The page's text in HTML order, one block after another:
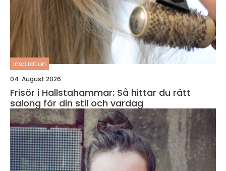
inspiration
04. August 2026
Frisör i Hallstahammar: Så hittar du rätt
salong för din stil och vardag